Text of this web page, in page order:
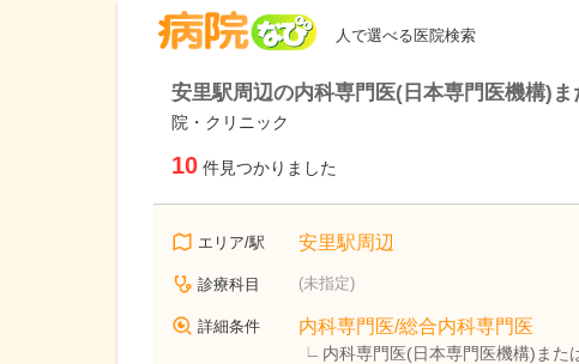
人で選べる医院検索
安里駅周辺の内科専門医(日本専門医機構)
院・クリニック
10 件見つかりました
エリア/駅 安里駅周辺
診療科目 (未指定)
詳細条件 内科専門医/総合内科専門医
内科専門医(日本専門医機構)また